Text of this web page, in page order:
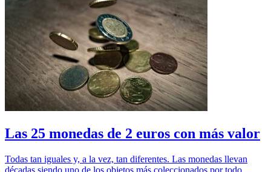
Las 25 monedas de 2 euros con más valor
Todas tan iguales y, a la vez, tan diferentes. Las monedas llevan